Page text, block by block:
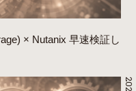
× Nutanix 早速検証し